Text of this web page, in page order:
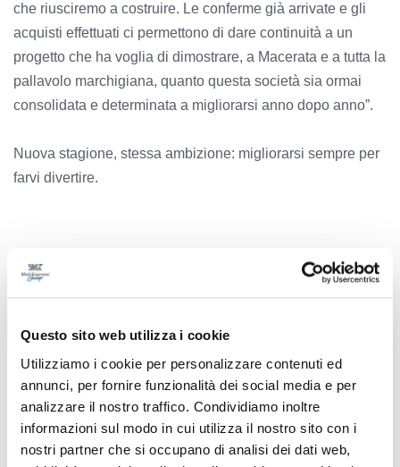
Questo sito web utilizza i cookie
Utilizziamo i cookie per personalizzare contenuti ed
annunci, per fornire funzionalità dei social media e per
analizzare il nostro traffico. Condividiamo inoltre
informazioni sul modo in cui utilizza il nostro sito con i
nostri partner che si occupano di analisi dei dati web,
che riusciremo a costruire. Le conferme già arrivate e gli
acquisti effettuati ci permettono di dare continuità a un
progetto che ha voglia di dimostrare, a Macerata e a tutta la
pallavolo marchigiana, quanto questa società sia ormai
consolidata e determinata a migliorarsi anno dopo anno”.
Nuova stagione, stessa ambizione: migliorarsi sempre per
farvi divertire.
Precedente
Camera dei Deputati
Jesi - Visita del presidente della Regione Marche al